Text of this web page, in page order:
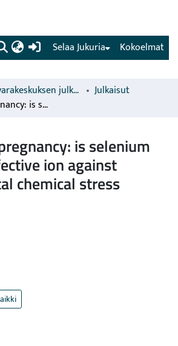
(current) Kokoelmat
Selaa Jukuria
Luonnonvarakeskuksen julkaisut
Julkaisut
Selenium in pregnancy: is selenium an active defective ion against environmental chemical stress
is selenium
ion against
chemical stress